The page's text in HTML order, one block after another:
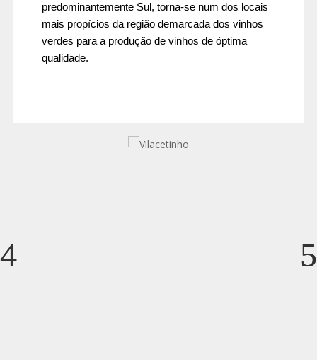
predominantemente Sul, torna-se num dos locais
mais propícios da região demarcada dos vinhos
verdes para a produção de vinhos de óptima
qualidade.